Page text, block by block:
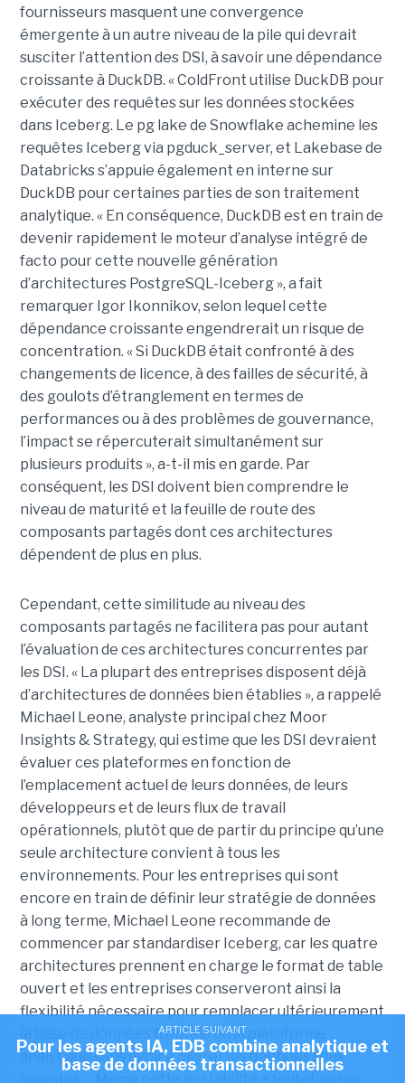
fournisseurs masquent une convergence
émergente à un autre niveau de la pile qui devrait
susciter l’attention des DSI, à savoir une dépendance
croissante à DuckDB. « ColdFront utilise DuckDB pour
exécuter des requêtes sur les données stockées
dans Iceberg. Le pg lake de Snowflake achemine les
requêtes Iceberg via pgduck_server, et Lakebase de
Databricks s’appuie également en interne sur
DuckDB pour certaines parties de son traitement
analytique. « En conséquence, DuckDB est en train de
devenir rapidement le moteur d’analyse intégré de
facto pour cette nouvelle génération
d’architectures PostgreSQL-Iceberg », a fait
remarquer Igor Ikonnikov, selon lequel cette
dépendance croissante engendrerait un risque de
concentration. « Si DuckDB était confronté à des
changements de licence, à des failles de sécurité, à
des goulots d’étranglement en termes de
performances ou à des problèmes de gouvernance,
l’impact se répercuterait simultanément sur
plusieurs produits », a-t-il mis en garde. Par
conséquent, les DSI doivent bien comprendre le
niveau de maturité et la feuille de route des
composants partagés dont ces architectures
dépendent de plus en plus.
Cependant, cette similitude au niveau des
composants partagés ne facilitera pas pour autant
l’évaluation de ces architectures concurrentes par
les DSI. « La plupart des entreprises disposent déjà
d’architectures de données bien établies », a rappelé
Michael Leone, analyste principal chez Moor
Insights & Strategy, qui estime que les DSI devraient
évaluer ces plateformes en fonction de
l’emplacement actuel de leurs données, de leurs
développeurs et de leurs flux de travail
opérationnels, plutôt que de partir du principe qu’une
seule architecture convient à tous les
environnements. Pour les entreprises qui sont
encore en train de définir leur stratégie de données
à long terme, Michael Leone recommande de
commencer par standardiser Iceberg, car les quatre
architectures prennent en charge le format de table
ouvert et les entreprises conserveront ainsi la
flexibilité nécessaire pour remplacer ultérieurement
la base de données frontale ou la plateforme
analytique sans avoir à migrer les données sous-
ARTICLE SUIVANT
Pour les agents IA, EDB combine analytique et
base de données transactionnelles